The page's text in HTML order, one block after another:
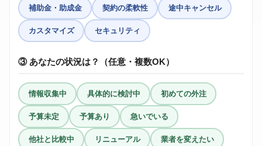
補助金・助成金 契約の柔軟性 途中キャンセル
カスタマイズ セキュリティ
③ あなたの状況は？（任意・複数OK）
情報収集中 具体的に検討中 初めての外注
予算未定 予算あり 急いでいる
他社と比較中 リニューアル 業者を変えたい